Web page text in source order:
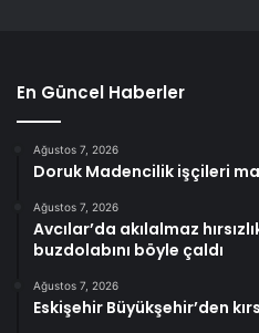
En Güncel Haberler
Ağustos 7, 2026
Doruk Madencilik işçileri
Ağustos 7, 2026
Avcılar’da akılalmaz
buzdolabını böyle çaldı
Ağustos 7, 2026
Eskişehir Büyükşehir’den